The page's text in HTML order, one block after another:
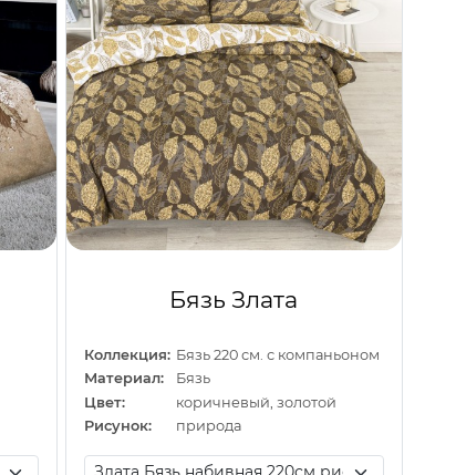
Бязь Злата
Коллекция: Бязь 220 см. с компаньоном
Материал:
Бязь
Цвет:
коричневый, золотой
Рисунок:
природа